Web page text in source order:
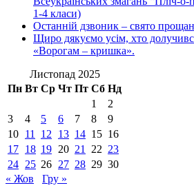
1-4 класи)
Останній дзвоник – свято
Щиро дякуємо усім, хто
«Ворогам – кришка».
Листопад 2025
Пн Вт Ср Чт Пт Сб Нд
1
2
3
4 5 6 7 8
9
10 11 12 13 14 15 16
17 18 19 20 21 22 23
24 25 26 27 28 29 30
« Жов
Гру »